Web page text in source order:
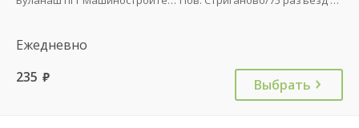
Ежедневно
235 руб. Выбрать